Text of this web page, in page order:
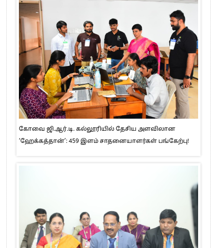
கோவை ஜி.ஆர்.டி. கல்லூரியில் தேசிய அளவிலான
‘ஹேக்கத்தான்’: 459 இளம் சாதனையாளர்கள் பங்கேற்பு!